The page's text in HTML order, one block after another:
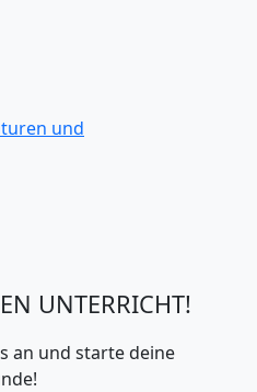
und
UNTERRICHT!
an und starte deine